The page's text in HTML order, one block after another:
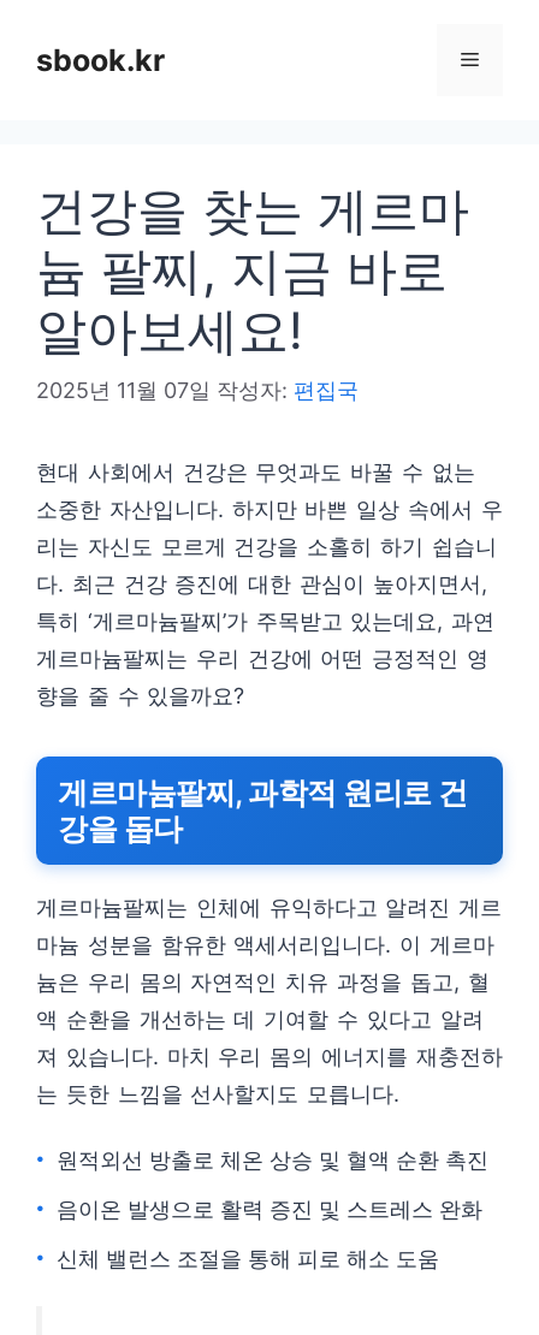
sbook.kr 메
건강을 찾는 게르마
늄 팔찌, 지금 바로
알아보세요!
2025년 11월 07일 작성자: 편집국
현대 사회에서 건강은 무엇과도 바꿀 수 없는
소중한 자산입니다. 하지만 바쁜 일상 속에서 우
리는 자신도 모르게 건강을 소홀히 하기 쉽습니
다. 최근 건강 증진에 대한 관심이 높아지면서,
특히 ‘게르마늄팔찌’가 주목받고 있는데요, 과연
게르마늄팔찌는 우리 건강에 어떤 긍정적인 영
향을 줄 수 있을까요?
게르마늄팔찌, 과학적 원리로 건
강을 돕다
게르마늄팔찌는 인체에 유익하다고 알려진 게르
마늄 성분을 함유한 액세서리입니다. 이 게르마
늄은 우리 몸의 자연적인 치유 과정을 돕고, 혈
액 순환을 개선하는 데 기여할 수 있다고 알려
져 있습니다. 마치 우리 몸의 에너지를 재충전하
는 듯한 느낌을 선사할지도 모릅니다.
원적외선 방출로 체온 상승 및 혈액 순환 촉진
음이온 발생으로 활력 증진 및 스트레스 완화
신체 밸런스 조절을 통해 피로 해소 도움